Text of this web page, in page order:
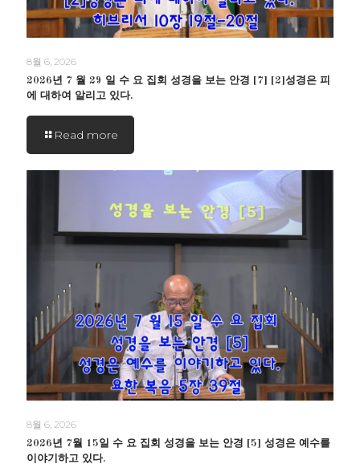
8월 6, 2026
2026년 7 월 29 일 수 요 집회 성경을 보는 안경 [7] [2]성경은 피
에 대하여 알리고 있다.
Read more
8월 6, 2026
2026년 7월 15일 수 요 집회 성경을 보는 안경 [5] 성경은 예수를
이야기하고 있다.